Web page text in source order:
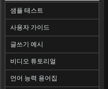
샘플 테스트
사용자 가이드
글쓰기 예시
비디오 튜토리얼
언어 능력 용어집